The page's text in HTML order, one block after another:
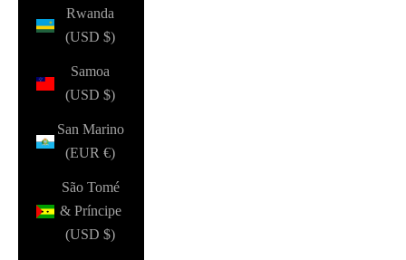
Rwanda
(USD $)
Samoa
(USD $)
San Marino
(EUR €)
São Tomé
& Príncipe
(USD $)